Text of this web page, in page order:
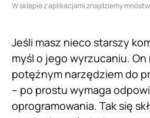
W sklepie z aplikacjami znajdziemy
Jeśli masz nieco starszy
myśl o jego wyrzucaniu.
potężnym narzędziem do
– po prostu wymaga
oprogramowania. Tak się